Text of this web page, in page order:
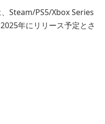
Steam/PS5/Xbox Series
年にリリース予定とさ